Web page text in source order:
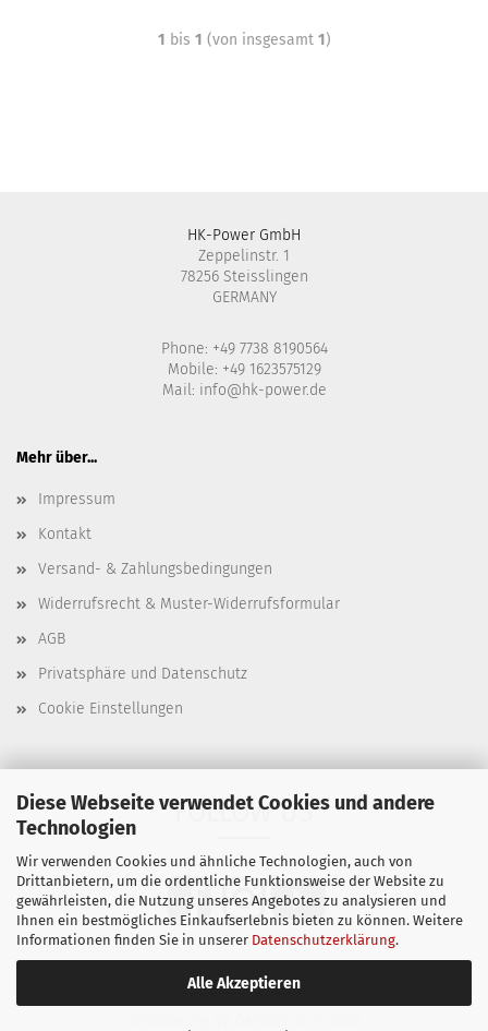
Diese Webseite verwendet Cookies und andere
Technologien
Wir verwenden Cookies und ähnliche Technologien, auch von
Drittanbietern, um die ordentliche Funktionsweise der Website zu
gewährleisten, die Nutzung unseres Angebotes zu analysieren und
Ihnen ein bestmögliches Einkaufserlebnis bieten zu können. Weitere
Informationen finden Sie in unserer Datenschutzerklärung.
Alle Akzeptieren
1 bis 1 (von insgesamt 1)
HK-Power GmbH
Zeppelinstr. 1
78256 Steisslingen
GERMANY
Phone: +49 7738 8190564
Mobile: +49 1623575129
Mail: info@hk-power.de
Mehr über...
Impressum
Kontakt
Versand- & Zahlungsbedingungen
Widerrufsrecht & Muster-Widerrufsformular
AGB
Privatsphäre und Datenschutz
Cookie Einstellungen
FOLLOW US